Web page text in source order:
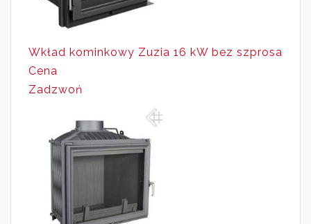
Wkład kominkowy Zuzia 16 kW bez szprosa
Cena
Zadzwoń